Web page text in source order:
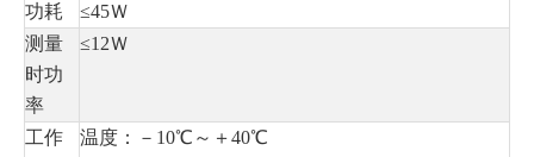
功耗
≤45Ｗ
测量
时功
率
≤12Ｗ
工作
温度：－10℃～＋40℃